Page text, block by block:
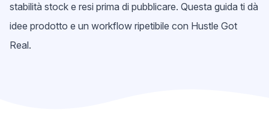
stabilità stock e resi prima di pubblicare. Questa guida ti dà
idee prodotto e un workflow ripetibile con Hustle Got
Real.